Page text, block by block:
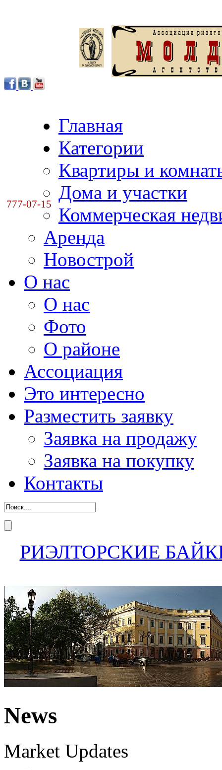
777-07-15
Главная
Категории
Квартиры и
Дома и участки
Коммерческая
Аренда
Новострой
О нас
О нас
Фото
О районе
Ассоциация
Это интересно
Разместить заявку
Заявка на продажу
Заявка на покупку
Контакты
РИЭЛТОРСКИЕ
News
Market Updates